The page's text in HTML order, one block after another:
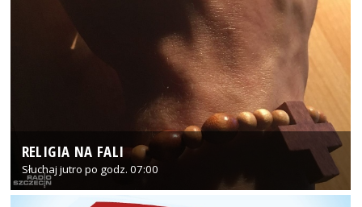
RELIGIA NA FALI
Słuchaj jutro po godz. 07:00